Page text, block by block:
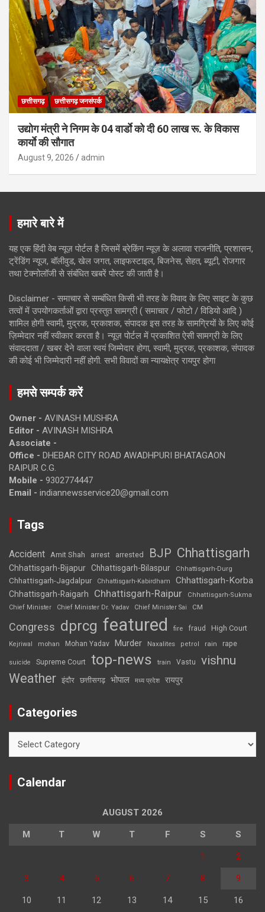
छत्तीसगढ़ छत्तीसगढ़ जनसंपर्क
उद्योग मंत्री ने निगम के 04 वार्डाे को दी 60 लाख रू. के विकास
कार्याे की सौगात
August 9, 2026 admin
हमारे बारे में
यह एक हिंदी वेब न्यूज़ पोर्टल है जिसमें ब्रेकिंग न्यूज़ के अलावा राजनीति, प्रशासन,
ट्रेंडिंग न्यूज, बॉलीवुड, खेल जगत, लाइफस्टाइल, बिजनेस, सेहत, ब्यूटी, रोजगार
तथा टेक्नोलॉजी से संबंधित खबरें पोस्ट की जाती है।
Disclaimer - समाचार से सम्बंधित किसी भी तरह के विवाद के लिए साइट के कुछ
तत्वों में उपयोगकर्ताओं द्वारा प्रस्तुत सामग्री ( समाचार / फोटो / विडियो आदि )
शामिल होगी स्वामी, मुद्रक, प्रकाशक, संपादक इस तरह के सामग्रियों के लिए कोई
ज़िम्मेदार नहीं स्वीकार करता है। न्यूज़ पोर्टल में प्रकाशित ऐसी सामग्री के लिए
संवाददाता / खबर देने वाला स्वयं जिम्मेदार होगा, स्वामी, मुद्रक, प्रकाशक, संपादक
की कोई भी जिम्मेदारी नहीं होगी. सभी विवादों का न्यायक्षेत्र रायपुर होगा
हमसे सम्पर्क करें
Owner - AVINASH MUSHRA
Editor - AVINASH MISHRA
Associate -
Office - DHEBAR CITY ROAD AWADHPURI BHATAGAON
RAIPUR C.G.
Mobile - 9302774447
Email - indiannewsservice20@gmail.com
Tags
Accident Amit Shah arrest arrested BJP Chhattisgarh
Chhattisgarh-Bijapur Chhattisgarh-Bilaspur Chhattisgarh-Durg
Chhattisgarh-Jagdalpur Chhattisgarh-Kabirdham Chhattisgarh-Korba
Chhattisgarh-Raigarh Chhattisgarh-Raipur
Chhattisgarh-Sukma
Chief Minister
Chief Minister Dr. Yadav Chief Minister Sai CM
Congress dprcg featured fire fraud High Court
Kejriwal mohan Mohan Yadav Murder Naxalites petrol rain rape
suicide Supreme Court top-news train Vastu vishnu
Weather इंदौर छत्तीसगढ़ भोपाल मध्य प्रदेश रायपुर
Categories
Calendar
AUGUST 2026
M T W T F S S
1 2
3 4 5 6 7 8 9
10 11 12 13 14 15 16